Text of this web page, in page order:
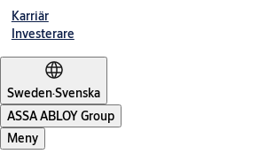
Karriär
Investerare
Sweden·Svenska
ASSA ABLOY Group
Meny